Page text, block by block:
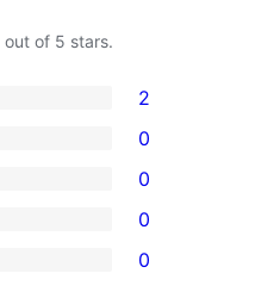
out of 5 stars.
2
0
0
0
0